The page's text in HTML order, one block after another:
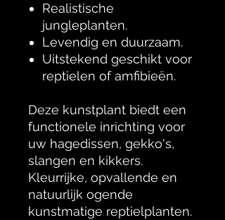
Realistische
jungleplanten.
Levendig en duurzaam.
Uitstekend geschikt voor
reptielen of amfibieën.
Deze kunstplant biedt een
functionele inrichting voor
uw hagedissen, gekko's,
slangen en kikkers.
Kleurrijke, opvallende en
natuurlijk ogende
kunstmatige reptielplanten.